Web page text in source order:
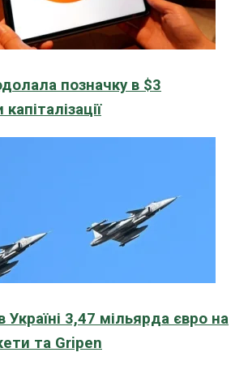
позначку в $3
Україні 3,47 мільярда євро на
та Gripen